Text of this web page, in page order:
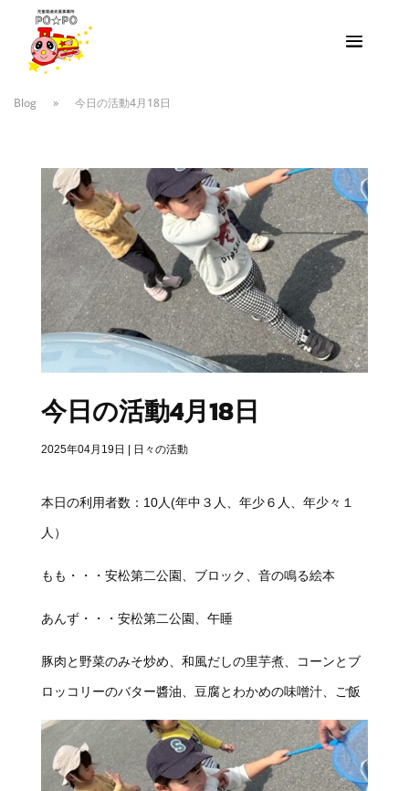
Blog » 今日の活動4月18日
今日の活動4月18日
2025年04月19日 日々の活動
本日の利用者数：10人(年中３人、年少６人、年少々１
人）
もも・・・安松第二公園、ブロック、音の鳴る絵本
あんず・・・安松第二公園、午睡
豚肉と野菜のみそ炒め、和風だしの里芋煮、コーンとブ
ロッコリーのバター醬油、豆腐とわかめの味噌汁、ご飯